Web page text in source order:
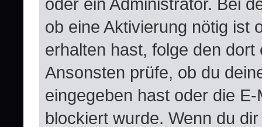
ob eine Aktivierung nötig ist
erhalten hast, folge den
Ansonsten prüfe, ob du
eingegeben hast oder die
blockiert wurde. Wenn du